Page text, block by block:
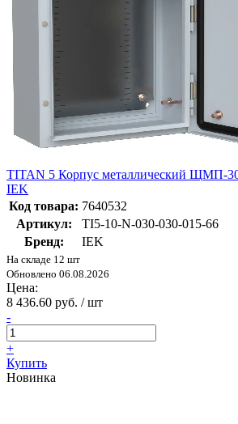
TITAN 5 Корпус металлический ЩМП-
IEK
Код товара: 7640532
Артикул:
TI5-10-N-030-030-015-66
Бренд:
IEK
На складе 12 шт
Обновлено 06.08.2026
Цена:
8 436.60 руб. / шт
-
+
Купить
Новинка